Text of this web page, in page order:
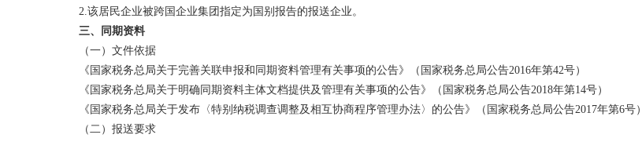
2.该居民企业被跨国企业集团指定为国别报告的报送企业。
三、同期资料
（一）文件依据
《国家税务总局关于完善关联申报和同期资料管理有关事项的公告》（国家税务总局公告2016年第42号）
《国家税务总局关于明确同期资料主体文档提供及管理有关事项的公告》（国家税务总局公告2018年第14号）
《国家税务总局关于发布〈特别纳税调查调整及相互协商程序管理办法〉的公告》（国家税务总局公告2017年第6号）
（二）报送要求